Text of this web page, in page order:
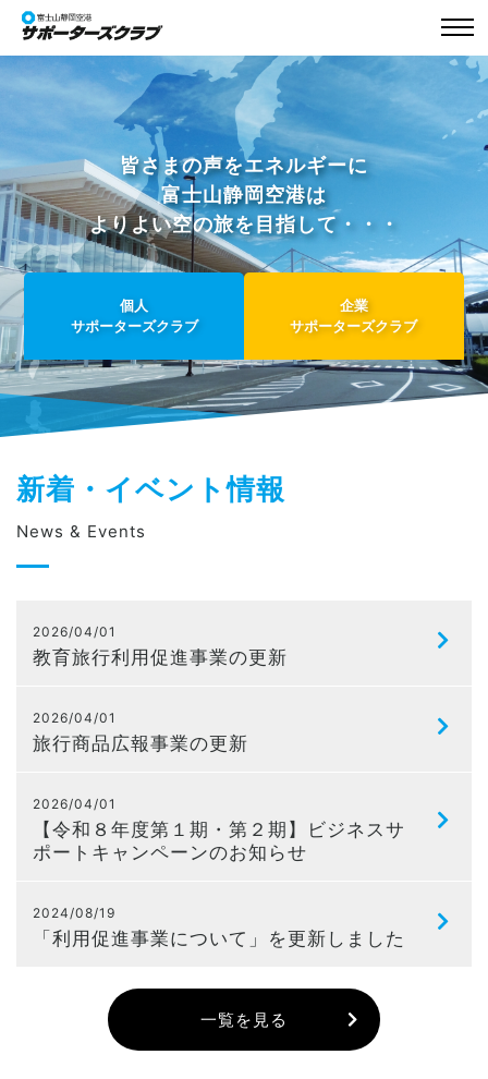
皆さまの声をエネルギーに
富士山静岡空港は
よりよい空の旅を目指して・・・
個人
サポーターズクラブ
企業
サポーターズクラブ
新着・イベント情報
News & Events
2026/04/01
教育旅行利用促進事業の更新
2026/04/01
旅行商品広報事業の更新
2026/04/01
【令和８年度第１期・第２期】ビジネスサ
ポートキャンペーンのお知らせ
2024/08/19
「利用促進事業について」を更新しました
一覧を見る